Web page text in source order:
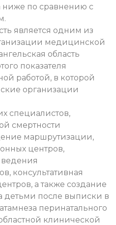
ниже по сравнению с
является одним из
медицинской
область
показателя
работой, в которой
организации
специалистов,
смертности
маршрутизации,
центров,
консультативная
а также создание
детьми после выписки в
перинатального
клинической